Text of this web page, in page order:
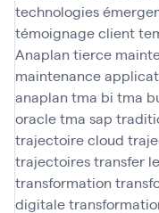
technologies
témoignage client
Anaplan tierce
maintenance
anaplan tma bi tma
oracletma sap
trajectoire cloud
trajectoirestransfer
transformation
digitale